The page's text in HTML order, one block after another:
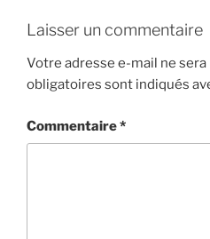
Laisser un commentaire
Votre adresse e-mail ne sera
obligatoires sont indiqués
Commentaire*